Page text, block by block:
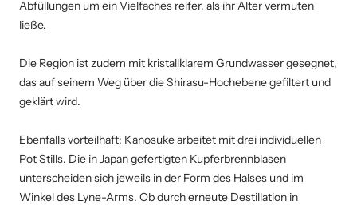
Abfüllungen um ein Vielfaches reifer, als ihr Alter vermuten
ließe.
Die Region ist zudem mit kristallklarem Grundwasser gesegnet,
das auf seinem Weg über die Shirasu-Hochebene gefiltert und
geklärt wird.
Ebenfalls vorteilhaft: Kanosuke arbeitet mit drei individuellen
Pot Stills. Die in Japan gefertigten Kupferbrennblasen
unterscheiden sich jeweils in der Form des Halses und im
Winkel des Lyne-Arms. Ob durch erneute Destillation in